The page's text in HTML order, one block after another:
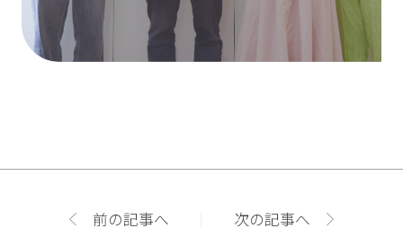
前の記事へ 次の記事へ